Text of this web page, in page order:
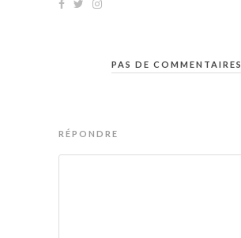
PAS DE COMMENTAIRES
RÉPONDRE